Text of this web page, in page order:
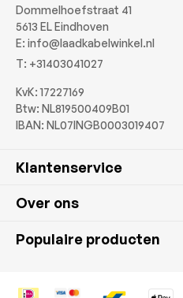
Dommelhoefstraat 41
5613 EL Eindhoven
E: info@laadkabelwinkel.nl
T: +31403041027
KvK: 17227169
Btw: NL819500409B01
IBAN: NL07INGB0003019407
Klantenservice
Over ons
Populaire producten